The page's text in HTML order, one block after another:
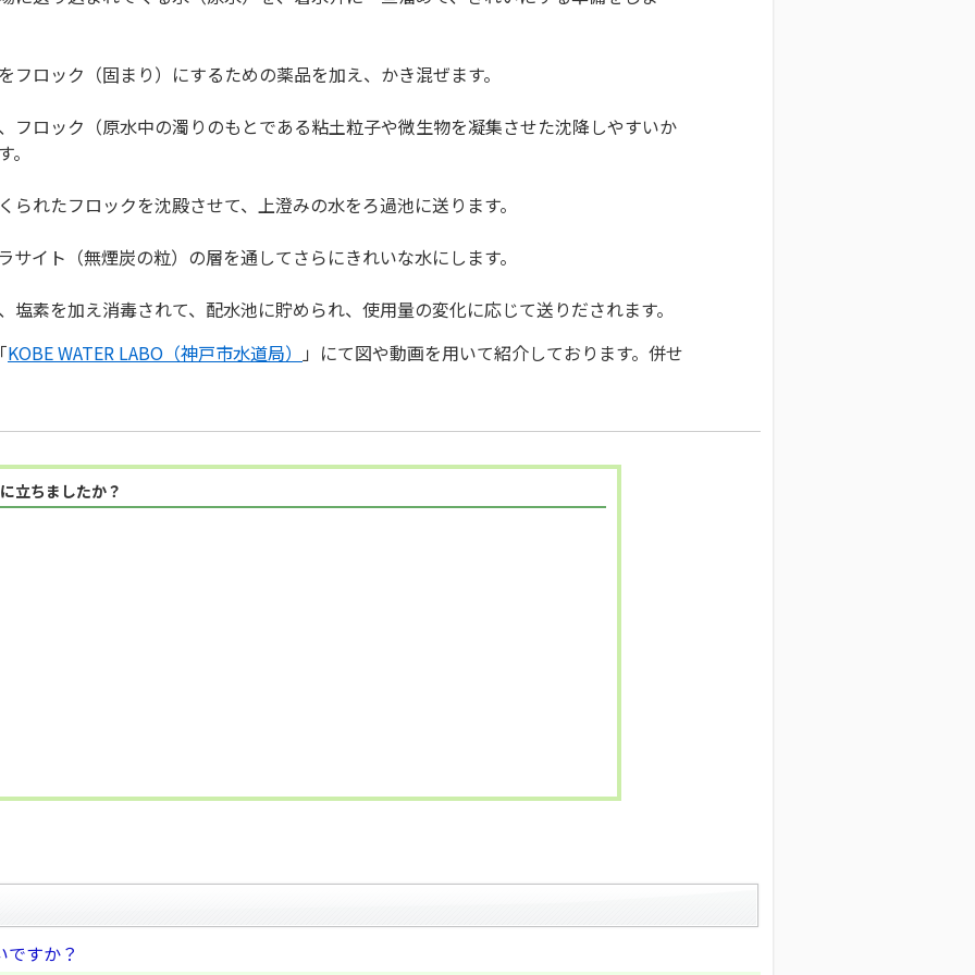
フロック（固まり）にするための薬品を加え、かき混ぜます。
フロック（原水中の濁りのもとである粘土粒子や微生物を凝集させた沈降しやすいか
られたフロックを沈殿させて、上澄みの水をろ過池に送ります。
サイト（無煙炭の粒）の層を通してさらにきれいな水にします。
塩素を加え消毒されて、配水池に貯められ、使用量の変化に応じて送りだされます。
KOBE WATER LABO（神戸市水道局） 」にて図や動画を用いて紹介しております。併せ
立ちましたか？
すか？